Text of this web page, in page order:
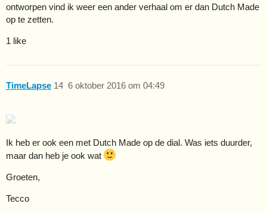
ontworpen vind ik weer een ander verhaal om er dan Dutch Made
op te zetten.
1 like
TimeLapse 6 oktober 2016 om 04:49
14
Ik heb er ook een met Dutch Made op de dial. Was iets duurder,
maar dan heb je ook wat
Groeten,
Tecco